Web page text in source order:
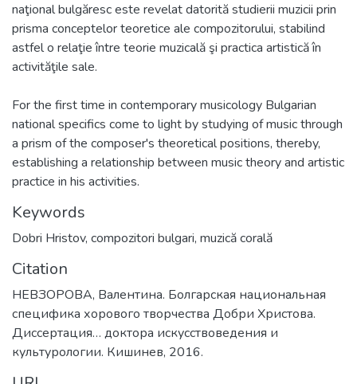
naţional bulgăresc este revelat datorită studierii muzicii prin
prisma conceptelor teoretice ale compozitorului, stabilind
astfel o relaţie între teorie muzicală şi practica artistică în
activităţile sale.
For the first time in contemporary musicology Bulgarian
national specifics come to light by studying of music through
a prism of the composer's theoretical positions, thereby,
establishing a relationship between music theory and artistic
practice in his activities.
Keywords
Dobri Hristov, compozitori bulgari, muzică corală
Citation
НЕВЗОРОВА, Валентина. Болгарская национальная
специфика хорового творчества Добри Христова.
Диссертация… доктора искусствоведения и
культурологии. Кишинев, 2016.